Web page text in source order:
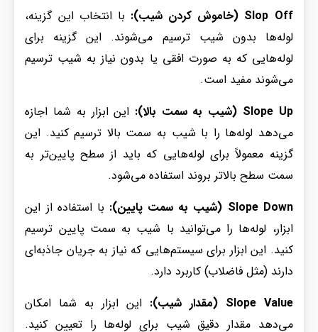
Slop Off (خاموش کردن شیب):
با انتخاب این گزینه،
لوله‌ها بدون شیب ترسیم می‌شوند. این گزینه برای
لوله‌هایی که به صورت افقی یا بدون نیاز به شیب ترسیم
می‌شوند مفید است.
Slope Up (شیب به سمت بالا):
این ابزار به شما اجازه
می‌دهد لوله‌ها را با شیب به سمت بالا ترسیم کنید. این
گزینه معمولاً برای لوله‌هایی که باید از سطح پایین‌تر به
سمت سطح بالاتر بروند استفاده می‌شود.
Slope Down (شیب به سمت پایین):
با استفاده از این
ابزار، لوله‌ها را می‌توانید با شیب به سمت پایین ترسیم
کنید. این ابزار برای سیستم‌هایی که نیاز به جریان جاذبه‌ای
دارند (مثل فاضلاب) کاربرد دارد.
Slope Value (مقدار شیب):
این ابزار به شما امکان
می‌دهد مقدار دقیق شیب برای لوله‌ها را تعیین کنید.